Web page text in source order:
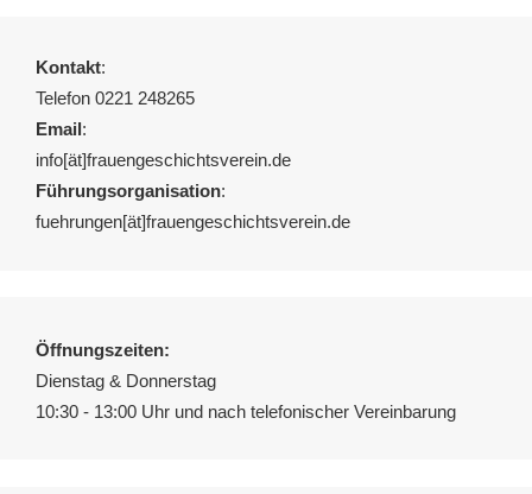
Kontakt:
Telefon 0221 248265
Email:
info[ät]frauengeschichtsverein.de
Führungsorganisation:
fuehrungen[ät]frauengeschichtsverein.de
Öffnungszeiten:
Dienstag & Donnerstag
10:30 - 13:00 Uhr und nach telefonischer Vereinbarung